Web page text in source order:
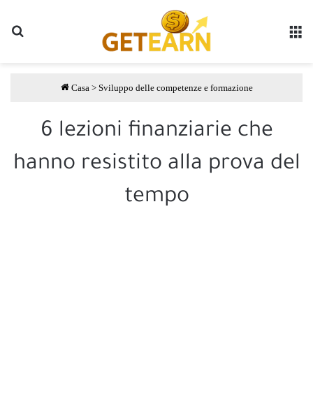
Casa > Sviluppo delle competenze e formazione
6 lezioni finanziarie che
hanno resistito alla prova del
tempo